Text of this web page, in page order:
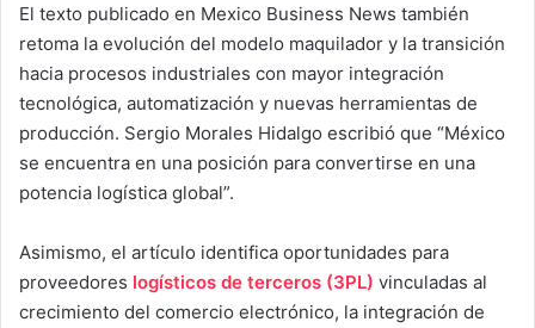
El texto publicado en Mexico Business News también
retoma la evolución del modelo maquilador y la transición
hacia procesos industriales con mayor integración
tecnológica, automatización y nuevas herramientas de
producción. Sergio Morales Hidalgo escribió que “México
se encuentra en una posición para convertirse en una
potencia logística global”.
Asimismo, el artículo identifica oportunidades para
proveedores logísticos de terceros (3PL) vinculadas al
crecimiento del comercio electrónico, la integración de